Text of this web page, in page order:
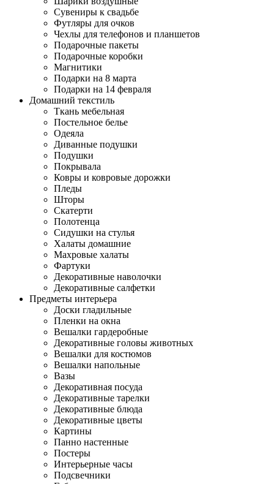
Сувениры к свадьбе
Футляры для очков
Чехлы для телефонов и планшетов
Подарочные пакеты
Подарочные коробки
Магнитики
Подарки на 8 марта
Подарки на 14 февраля
Домашний текстиль
Ткань мебельная
Постельное белье
Одеяла
Диванные подушки
Подушки
Покрывала
Ковры и ковровые дорожки
Пледы
Шторы
Скатерти
Полотенца
Сидушки на стулья
Халаты домашние
Махровые халаты
Фартуки
Декоративные наволочки
Декоративные салфетки
Предметы интерьера
Доски гладильные
Пленки на окна
Вешалки гардеробные
Декоративные головы животных
Вешалки для костюмов
Вешалки напольные
Вазы
Декоративная посуда
Декоративные тарелки
Декоративные блюда
Декоративные цветы
Картины
Панно настенные
Постеры
Интерьерные часы
Подсвечники